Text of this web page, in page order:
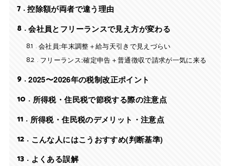
7 控除額が両者で違う理由
8
会社員とフリーランスで見え方が変わる
8.1
会社員:年末調整＋給与天引きで見えづらい
8.2 フリーランス:確定申告＋普通徴収で請求が一気に来る
9 2025〜2026年の税制改正ポイント
10 所得税・住民税で節税する際の注意点
11 所得税・住民税のデメリット・注意点
12 こんな人にはこうおすすめ(判断基準)
13
よくある誤解